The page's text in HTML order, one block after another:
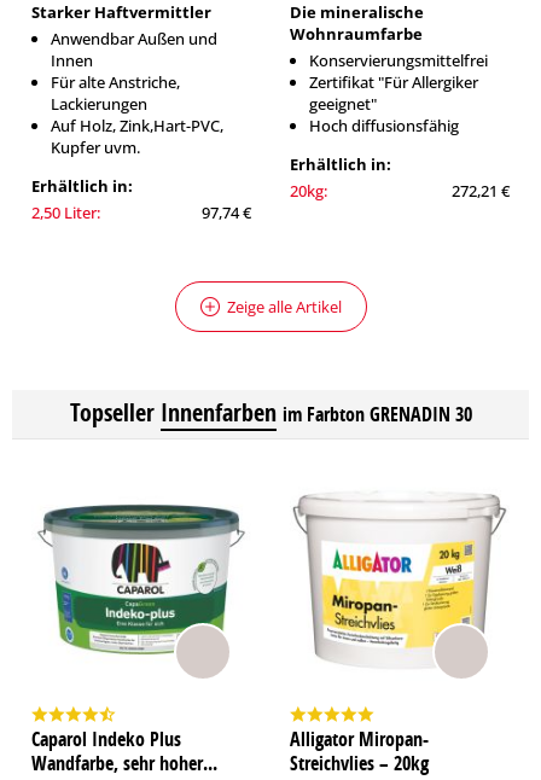
Starker Haftvermittler
Anwendbar Außen und
Innen
Für alte Anstriche,
Lackierungen
Auf Holz, Zink,Hart-PVC,
Kupfer uvm.
Erhältlich in:
2,50 Liter:
97,74 €
Die mineralische
Wohnraumfarbe
Konservierungsmittelfrei
Zertifikat "Für Allergiker
geeignet"
Hoch diffusionsfähig
Erhältlich in:
20kg:
272,21 €
Zeige alle Artikel
Topseller Innenfarben im Farbton GRENADIN 30
Caparol Indeko Plus
Wandfarbe, sehr hoher...
Alligator Miropan-
Streichvlies – 20kg